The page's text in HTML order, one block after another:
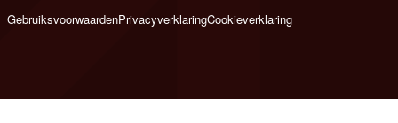
GebruiksvoorwaardenPrivacyverklaringCookieverklaring